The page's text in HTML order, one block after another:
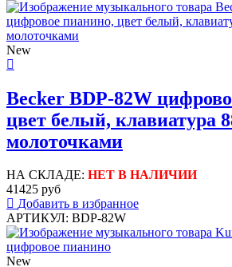
New
Becker BDP-82W
цвет белый, клавиатура
молоточками
НА СКЛАДЕ: НЕТ В НАЛИЧИИ
41425 руб
Добавить в избранное
АРТИКУЛ: BDP-82W
New